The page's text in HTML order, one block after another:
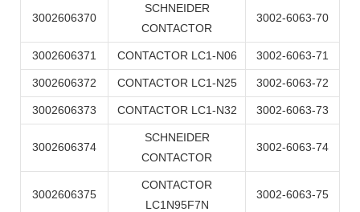
3002606370
SCHNEIDER
CONTACTOR
3002-6063-70
3002606371 CONTACTOR LC1-N06 3002-6063-71
3002606372 CONTACTOR LC1-N25 3002-6063-72
3002606373 CONTACTOR LC1-N32 3002-6063-73
3002606374
SCHNEIDER
CONTACTOR
3002-6063-74
3002606375
CONTACTOR
LC1N95F7N
3002-6063-75